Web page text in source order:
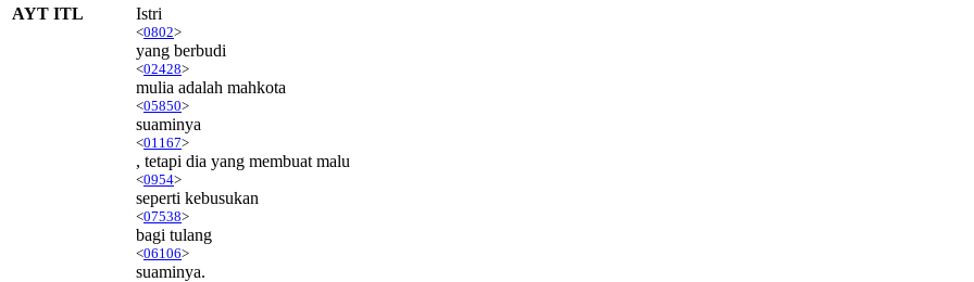
AYT ITL
Istri
<0802>
yang berbudi
<02428>
mulia adalah mahkota
<05850>
suaminya
<01167>
, tetapi dia yang membuat malu
<0954>
seperti kebusukan
<07538>
bagi tulang
<06106>
suaminya.